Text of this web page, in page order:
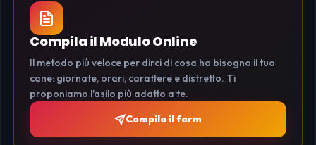
Compila il Modulo Online
Il metodo più veloce per dirci di cosa ha bisogno il tuo
cane: giornate, orari, carattere e distretto. Ti
proponiamo l'asilo più adatto a te.
Compila il form